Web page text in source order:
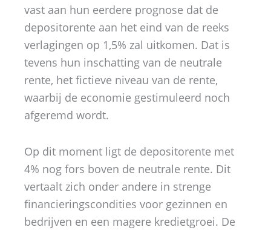
vast aan hun eerdere prognose dat de
depositorente aan het eind van de reeks
verlagingen op 1,5% zal uitkomen. Dat is
tevens hun inschatting van de neutrale
rente, het fictieve niveau van de rente,
waarbij de economie gestimuleerd noch
afgeremd wordt.
Op dit moment ligt de depositorente met
4% nog fors boven de neutrale rente. Dit
vertaalt zich onder andere in strenge
financieringscondities voor gezinnen en
bedrijven en een magere kredietgroei. De